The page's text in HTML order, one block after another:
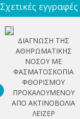
Σχετικές εγγραφές
ΔΙΑΓΝΩΣΗ ΤΗΣ
ΑΘΗΡΩΜΑΤΙΚΗΣ
ΝΟΣΟΥ ΜΕ
ΦΑΣΜΑΤΟΣΚΟΠΙΑ
ΦΘΟΡΙΣΜΟΥ
ΠΡΟΚΑΛΟΥΜΕΝΟΥ
ΑΠΟ ΑΚΤΙΝΟΒΟΛΙΑ
ΛΕΙΖΕΡ